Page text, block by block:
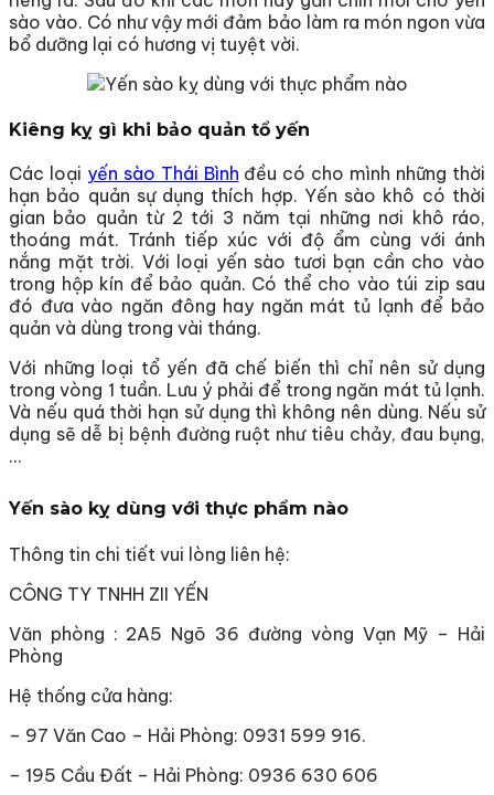
sào vào. Có như vậy mới đảm bảo làm ra món ngon vừa
bổ dưỡng lại có hương vị tuyệt vời.
Kiêng kỵ gì khi bảo quản tổ yến
Các loại yến sào Thái Bình đều có cho mình những thời
hạn bảo quản sự dụng thích hợp. Yến sào khô có thời
gian bảo quản từ 2 tới 3 năm tại những nơi khô ráo,
thoáng mát. Tránh tiếp xúc với độ ẩm cùng với ánh
nắng mặt trời. Với loại yến sào tươi bạn cần cho vào
trong hộp kín để bảo quản. Có thể cho vào túi zip sau
đó đưa vào ngăn đông hay ngăn mát tủ lạnh để bảo
quản và dùng trong vài tháng.
Với những loại tổ yến đã chế biến thì chỉ nên sử dụng
trong vòng 1 tuần. Lưu ý phải để trong ngăn mát tủ lạnh.
Và nếu quá thời hạn sử dụng thì không nên dùng. Nếu sử
dụng sẽ dễ bị bệnh đường ruột như tiêu chảy, đau bụng,
…
Yến sào kỵ dùng với thực phẩm nào
Thông tin chi tiết vui lòng liên hệ:
CÔNG TY TNHH ZII YẾN
Văn phòng : 2A5 Ngõ 36 đường vòng Vạn Mỹ – Hải
Phòng
Hệ thống cửa hàng:
– 97 Văn Cao – Hải Phòng: 0931 599 916.
– 195 Cầu Đất – Hải Phòng: 0936 630 606